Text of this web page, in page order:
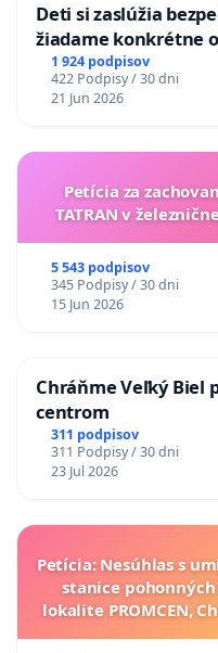
Deti si zaslúžia
žiadame konkrétne
situácie v školstve
1 924 podpisov
422 Podpisy / 30 dni
21 Jun 2026
Petícia za
TATRAN v
5 543 podpisov
345 Podpisy / 30 dni
15 Jun 2026
Chráňme Veľký Biel
centrom
311 podpisov
311 Podpisy / 30 dni
23 Jul 2026
Petícia: Nesúhlas s
stanice
lokalite PROMCEN,